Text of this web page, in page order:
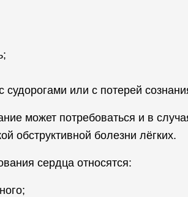
судорогами или с потерей
может потребоваться и в
обструктивной болезни лёгких.
сердца относятся: